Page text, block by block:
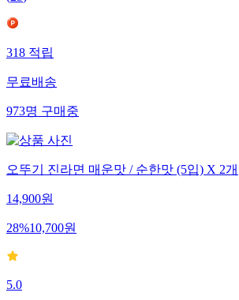
(23)
318적립
무료배송
973명구매중
오뚜기 진라면 매운맛 / 순한맛 (5입) X 2개
14,900원
28%10,700원
5.0